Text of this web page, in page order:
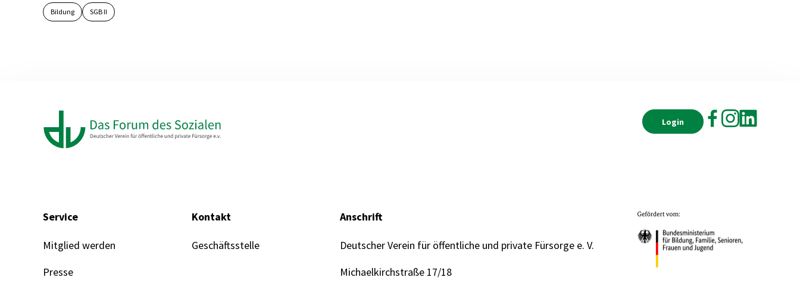
Bildung SGB II
Login
Service
Mitglied werden
Presse
Kontakt
Geschäftsstelle
Anschrift
Deutscher Verein für öffentliche und private Fürsorge e. V.
Michaelkirchstraße 17/18